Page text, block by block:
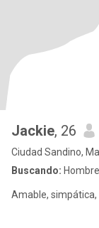
Jackie, 26
Ciudad Sandino,
Buscando: Hombre
Amable,